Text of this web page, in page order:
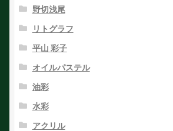
野切浅尾
リトグラフ
平山 彩子
オイルパステル
油彩
水彩
アクリル